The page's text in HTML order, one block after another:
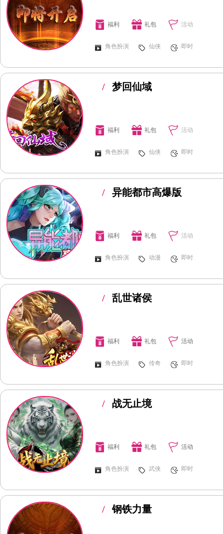
福利 礼包 活动
角色扮演 仙侠 即时
梦回仙域
/
福利 礼包 活动
角色扮演 仙侠 即时
异能都市高爆版
/
福利 礼包 活动
角色扮演 动漫 即时
乱世诸侯
/
福利 礼包 活动
角色扮演 传奇 即时
战无止境
/
福利 礼包 活动
角色扮演 武侠 即时
钢铁力量
/